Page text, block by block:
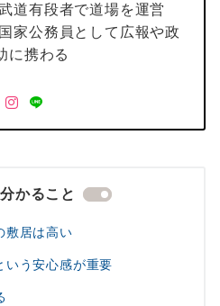
道有段者で道場を運営
家公務員として広報や政
に携わる
かること
敷居は高い
いう安心感が重要